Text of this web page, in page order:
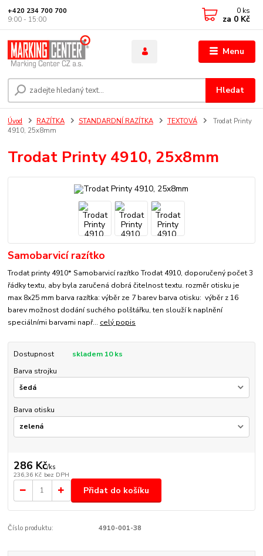
Menu
Hledat
+420 234 700 700
9:00 - 15:00
0 ks
za 0 Kč
Úvod RAZÍTKA STANDARDNÍ RAZÍTKA TEXTOVÁ
Trodat Printy
4910, 25x8mm
Trodat Printy 4910, 25x8mm
Samobarvicí razítko
Trodat printy 4910* Samobarvicí razítko Trodat 4910, doporučený počet 3
řádky textu, aby byla zaručená dobrá čitelnost textu. rozměr otisku je
max 8x25 mm barva razítka: výběr ze 7 barev barva otisku: výběr z 16
barev možnost dodání suchého polštářku, ten slouží k naplnění
speciálními barvami např... celý popis
Dostupnost
skladem 10 ks
Barva strojku
Barva otisku
286 Kč/ks
236,36 Kč bez DPH
Přidat do košíku
Číslo produktu: 4910-001-38